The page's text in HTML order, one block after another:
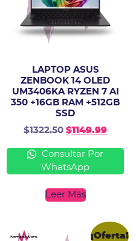
LAPTOP ASUS
ZENBOOK 14 OLED
UM3406KA RYZEN 7 AI
350 +16GB RAM +512GB
SSD
$1322.50 $1149.99
Consultar Por
WhatsApp
Leer Más
¡Oferta!